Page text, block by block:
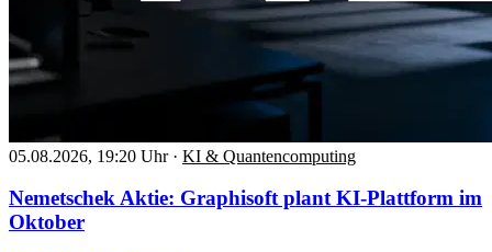
05.08.2026, 19:20 Uhr · KI & Quantencomputing
Nemetschek Aktie: Graphisoft plant KI-Plattform im
Oktober